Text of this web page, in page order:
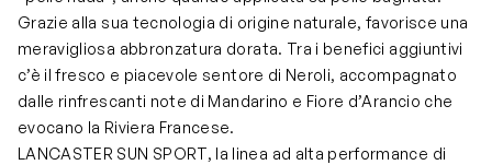
Grazie alla sua tecnologia di origine naturale, favorisce una
meravigliosa abbronzatura dorata. Tra i benefici aggiuntivi
c’è il fresco e piacevole sentore di Neroli, accompagnato
dalle rinfrescanti note di Mandarino e Fiore d’Arancio che
evocano la Riviera Francese.
LANCASTER SUN SPORT, la linea ad alta performance di